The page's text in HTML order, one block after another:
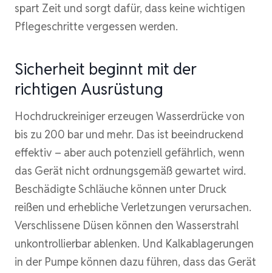
spart Zeit und sorgt dafür, dass keine wichtigen
Pflegeschritte vergessen werden.
Sicherheit beginnt mit der
richtigen Ausrüstung
Hochdruckreiniger erzeugen Wasserdrücke von
bis zu 200 bar und mehr. Das ist beeindruckend
effektiv – aber auch potenziell gefährlich, wenn
das Gerät nicht ordnungsgemäß gewartet wird.
Beschädigte Schläuche können unter Druck
reißen und erhebliche Verletzungen verursachen.
Verschlissene Düsen können den Wasserstrahl
unkontrollierbar ablenken. Und Kalkablagerungen
in der Pumpe können dazu führen, dass das Gerät